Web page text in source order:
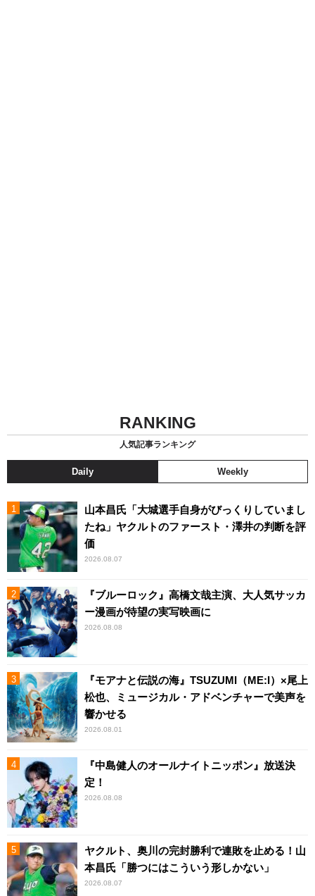
RANKING
人気記事ランキング
Daily Weekly
山本昌氏「大城選手自身がびっくりしていまし
たね」ヤクルトのファースト・澤井の判断を評
価
2026.08.07
『ブルーロック』高橋文哉主演、大人気サッカ
ー漫画が待望の実写映画に
2026.08.08
『モアナと伝説の海』TSUZUMI（ME:I）×尾上
松也、ミュージカル・アドベンチャーで美声を
響かせる
2026.08.01
『中島健人のオールナイトニッポン』放送決
定！
2026.08.08
ヤクルト、奥川の完封勝利で連敗を止める！山
本昌氏「勝つにはこういう形しかない」
2026.08.07